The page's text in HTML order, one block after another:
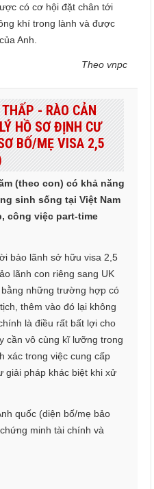
có cơ hội đặt chân tới
khí trong lành và được
Anh.
Theo vnpc
- RÀO CẢN
HỒ SƠ ĐỊNH CƯ
BỐ/MẸ VISA 2,5
(theo con) có khả năng
sinh sống tại Việt Nam
công việc part-time
bảo lãnh sở hữu visa 2,5
lãnh con riêng sang UK
những trường hợp có
thêm vào đó lại không
là điều rất bất lợi cho
cần vô cùng kĩ lưỡng trong
xác trong việc cung cấp
pháp khác biệt khi xử
quốc (diện bố/mẹ bảo
minh tài chính và